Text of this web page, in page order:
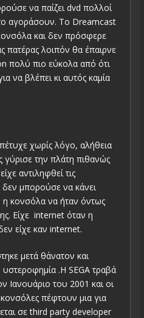
να παίζει dvd πολλοί
αγοράσουν. Το Dreamcast
και δεν πρόσφερε
πατέρας λοιπόν θα έπαιρνε
πολύ πιο εύκολα από ότι
να βλέπει κι αυτός καμία
χωρίς λόγο, αλήθεια
γύρισε την πλάτη πιθανώς
αντιληφθεί τις
δεν μπορούσε να κάνει
κονσόλα να ήταν όντως
Είχε internet όταν η
είχε καν internet.
μετά θάνατον και
υστεροφημία .Η SEGA τραβά
Ιανουάριο του 2001 και οι
κονσόλες πέφτουν μια για
σε third party developer